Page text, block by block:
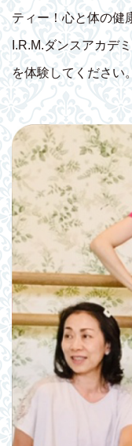
ティー！心と体の健
I.R.M.ダンスアカデ
を体験してください